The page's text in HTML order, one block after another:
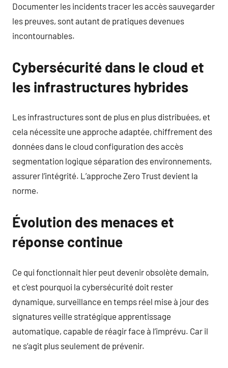
Documenter les incidents tracer les accès sauvegarder
les preuves, sont autant de pratiques devenues
incontournables.
Cybersécurité dans le cloud et
les infrastructures hybrides
Les infrastructures sont de plus en plus distribuées, et
cela nécessite une approche adaptée, chiffrement des
données dans le cloud configuration des accès
segmentation logique séparation des environnements,
assurer l’intégrité. L’approche Zero Trust devient la
norme.
Évolution des menaces et
réponse continue
Ce qui fonctionnait hier peut devenir obsolète demain,
et c’est pourquoi la cybersécurité doit rester
dynamique, surveillance en temps réel mise à jour des
signatures veille stratégique apprentissage
automatique, capable de réagir face à l’imprévu. Car il
ne s’agit plus seulement de prévenir.